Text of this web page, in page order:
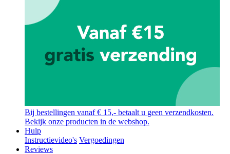
Bij bestellingen vanaf € 15,- betaalt u geen verzendkosten.
Bekijk onze producten in de webshop.
Hulp
Instructievideo's Vergoedingen
Reviews